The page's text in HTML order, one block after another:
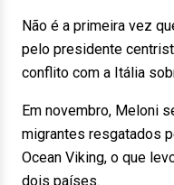
Não é a primeira vez
pelo presidente
conflito com a Itália
Em novembro, Meloni
migrantes resgatados
Ocean Viking, o que
dois países.